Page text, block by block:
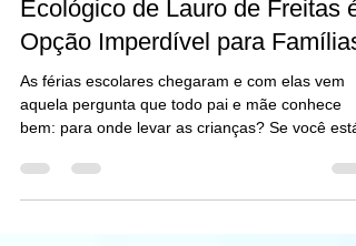
Férias com Crianças: Parque
Ecológico de Lauro de Freitas é
Opção Imperdível para Famílias
As férias escolares chegaram e com elas vem
bem: para onde levar as crianças? Se você está